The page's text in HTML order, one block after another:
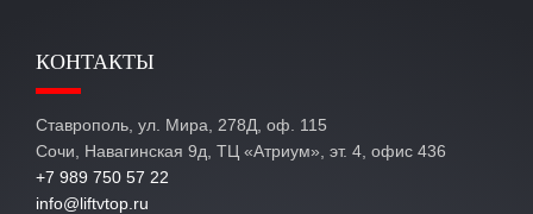
КОНТАКТЫ
Ставрополь, ул. Мира, 278Д, оф. 115
Сочи, Навагинская 9д, ТЦ «Атриум», эт. 4, офис 436
+7 989 750 57 22
info@liftvtop.ru